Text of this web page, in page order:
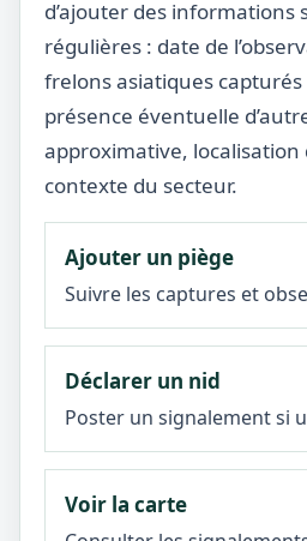
d’ajouter des informations
régulières : date de
frelons asiatiques capturés
présence éventuelle
approximative, localisation
contexte du secteur.
Ajouter un piège
Suivre les captures et
Déclarer un nid
Poster un signalement si
Voir la carte